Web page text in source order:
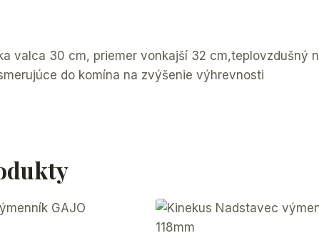
valca 30 cm, priemer vonkajší 32 cm,teplovzdušný
do komína na zvýšenie výhrevnosti